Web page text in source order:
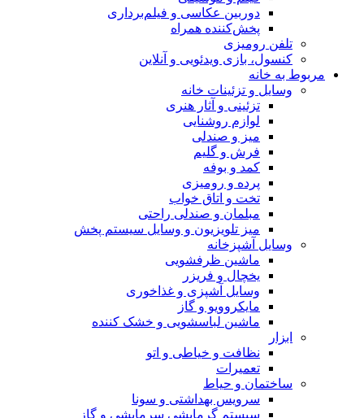
دوربین عکاسی و فیلم‌برداری
پخش‌کننده همراه
تلفن رومیزی
کنسول، بازی‌ ویدئویی و آنلاین
مربوط به خانه
وسایل و تزئینات خانه
تزئینی و آثار هنری
لوازم روشنایی
میز و صندلی
فرش و گلیم
کمد و بوفه
پرده و رومیزی
تخت و اتاق خواب
مبلمان و صندلی راحتی
میز تلویزیون و وسایل سیستم پخش
وسایل آشپزخانه
ماشین ظرفشویی
یخچال و فریزر
وسایل آشپزی و غذاخوری
مایکروویو و گاز
ماشین لباسشویی و خشک کننده
ابزار
نظافت و خیاطی و اتو
تعمیرات
ساختمان و حیاط
سرویس بهداشتی و سونا
سیستم گرمایشی سرمایشی و گاز